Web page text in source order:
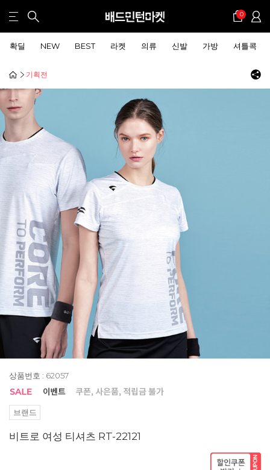
0
확딜 NEW BEST 라켓 의류 신발 가방 셔틀콕
기획전
상품번호 : 62057
브랜드
비트로 여성 티셔츠 RT-22121